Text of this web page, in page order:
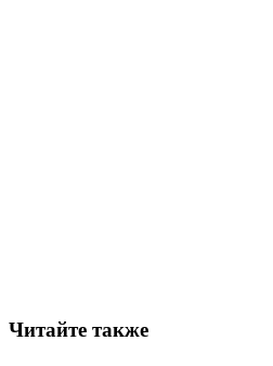
Читайте также